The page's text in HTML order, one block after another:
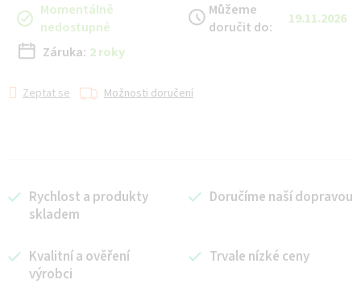
Momentálně
nedostupné
Můžeme
doručit do:
19.11.2026
Záruka: 2 roky
Zeptat se Možnosti doručení
Rychlost a produkty
skladem
Doručíme naší dopravou
Kvalitní a ověření
výrobci
Trvale nízké ceny